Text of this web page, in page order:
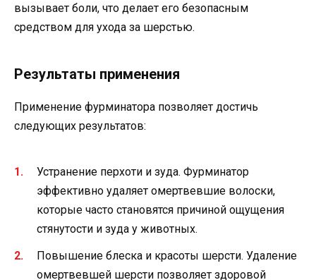
вызывает боли, что делает его безопасным
средством для ухода за шерстью.
Результаты применения
Применение фурминатора позволяет достичь
следующих результатов:
Устранение перхоти и зуда. Фурминатор
эффективно удаляет омертвевшие волоски,
которые часто становятся причиной ощущения
стянутости и зуда у животных.
Повышение блеска и красоты шерсти. Удаление
омертвевшей шерсти позволяет здоровой